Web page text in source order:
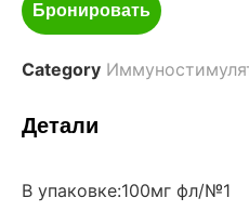
Бронировать
Category
Детали
В упаковке:100мг фл/№1